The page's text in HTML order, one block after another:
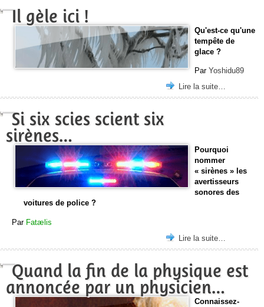
Il gèle ici !
Qu'est-ce qu'une
tempête de
glace ?
Par Yoshidu89
Lire la suite…
Si six scies scient six
sirènes…
Pourquoi
nommer
« sirènes » les
avertisseurs
sonores des
voitures de police ?
Par Fatælis
Lire la suite…
Quand la fin de la physique est
annoncée par un physicien…
Connaissez-